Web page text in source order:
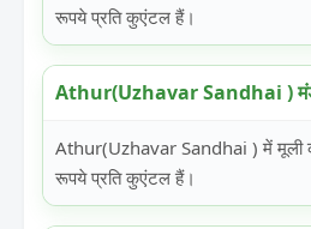
रूपये प्रति कुएंटल हैं।
Athur(Uzhavar Sandhai ) मंडी
Athur(Uzhavar Sandhai ) में मूली
रूपये प्रति कुएंटल हैं।